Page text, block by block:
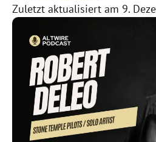
Zuletzt aktualisiert am 9.